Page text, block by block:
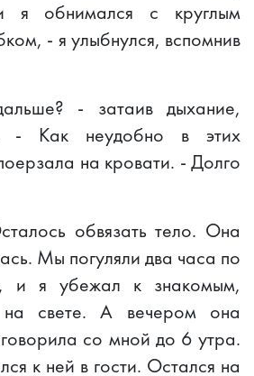
я обнимался с круглым
- я улыбнулся, вспомнив
- затаив дыхание,
- Как неудобно в этих
на кровати. - Долго
обвязать тело. Она
Мы погуляли два часа по
и я убежал к знакомым,
на свете. А вечером она
со мной до 6 утра.
к ней в гости. Остался на